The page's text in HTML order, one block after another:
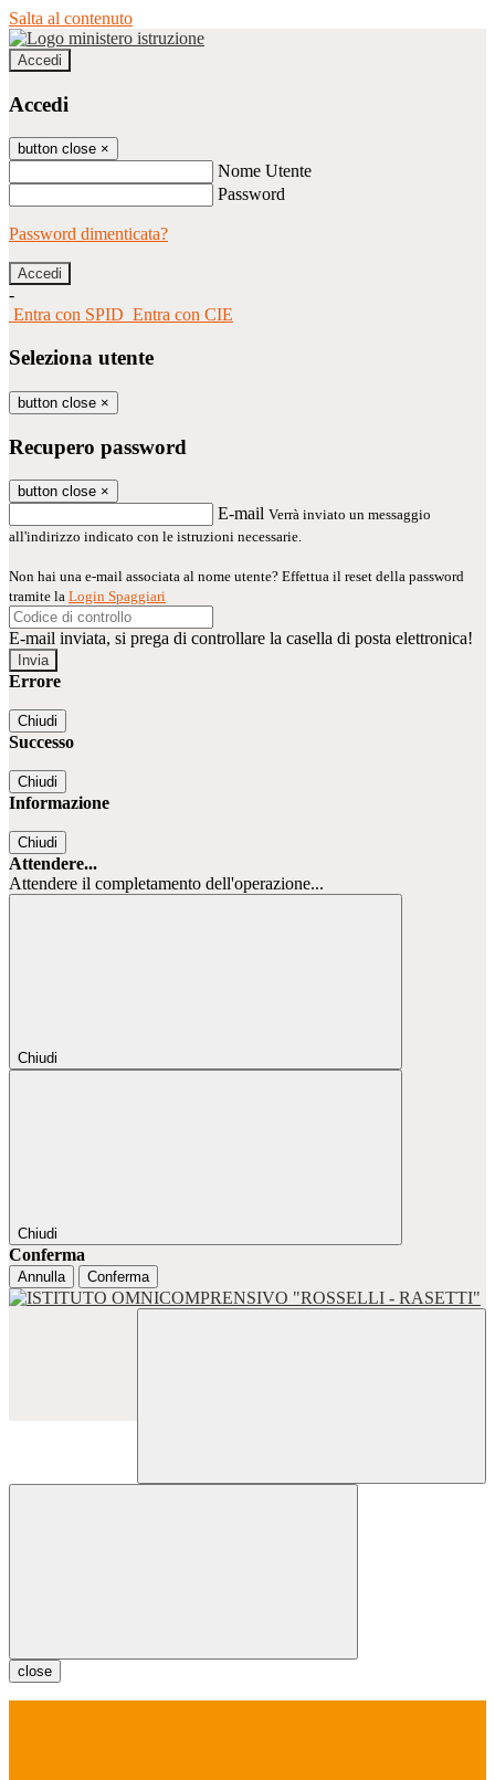
Salta al contenuto
Accedi
Accedi
button close ×
Nome Utente
Password
Password dimenticata?
-
Entra con SPID Entra con CIE
Seleziona utente
button close ×
Recupero password
button close ×
E-mail Verrà inviato un messaggio
all'indirizzo indicato con le istruzioni necessarie.
Non hai una e-mail associata al nome utente? Effettua il reset della password
tramite la Login Spaggiari
E-mail inviata, si prega di controllare la casella di posta elettronica!
Errore
Chiudi
Successo
Chiudi
Informazione
Chiudi
Attendere...
Attendere il completamento dell'operazione...
Chiudi
Chiudi
Conferma
Annulla Conferma
close